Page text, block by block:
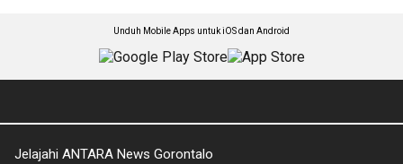
Unduh Mobile Apps untuk iOS dan Android
Jelajahi ANTARA News Gorontalo